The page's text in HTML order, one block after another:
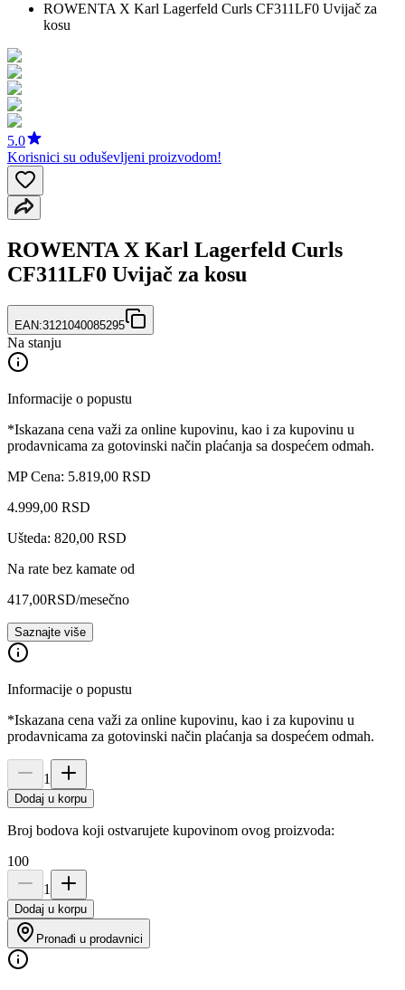
ROWENTA X Karl Lagerfeld Curls CF311LF0 Uvijač za
kosu
5.0
Korisnici su oduševljeni proizvodom!
ROWENTA X Karl Lagerfeld Curls
CF311LF0 Uvijač za kosu
EAN:3121040085295
Na stanju
Informacije o popustu
*Iskazana cena važi za online kupovinu, kao i za kupovinu u
prodavnicama za gotovinski način plaćanja sa dospećem odmah.
MP Cena: 5.819,00 RSD
4.999,00 RSD
Ušteda: 820,00 RSD
Na rate bez kamate od
417,00RSD/mesečno
Saznajte više
Informacije o popustu
*Iskazana cena važi za online kupovinu, kao i za kupovinu u
prodavnicama za gotovinski način plaćanja sa dospećem odmah.
1
Dodaj u korpu
Broj bodova koji ostvarujete kupovinom ovog proizvoda:
100
1
Dodaj u korpu
Pronađi u prodavnici